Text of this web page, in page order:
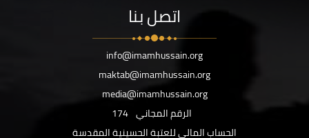
اتصل بنا
info@imamhussain.org
maktab@imamhussain.org
media@imamhussain.org
الرقم المجاني 174
الحساب المالي للعتبة الحسينية المقدسة